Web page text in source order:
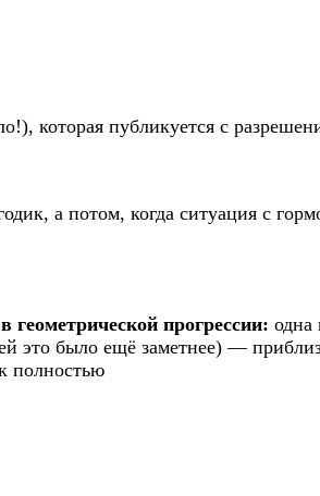
которая публикуется с
а потом, когда ситуация с
прогрессии: одна
это было ещё заметнее) —
полностью